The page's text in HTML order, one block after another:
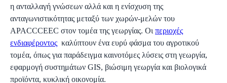
η ανταλλαγή γνώσεων αλλά και η ενίσχυση της
ανταγωνιστικότητας μεταξύ των χωρών-μελών του
APACCCEEC στον τομέα της γεωργίας. Οι περιοχές
ενδιαφέροντος καλύπτουν ένα ευρύ φάσμα του αγροτικού
τομέα, όπως για παράδειγμα καινοτόμες λύσεις στη γεωργία,
εφαρμογή συστημάτων GIS, βιώσιμη γεωργία και βιολογικά
προϊόντα, κυκλική οικονομία.